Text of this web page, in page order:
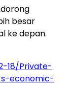
besar
ke depan.
18/Private-
economic-